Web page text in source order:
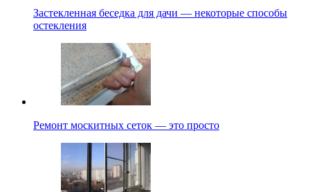
Застекленная беседка для дачи — некоторые способы
остекления
Ремонт москитных сеток — это просто